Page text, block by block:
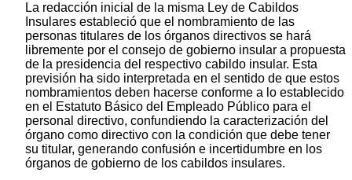
La redacción inicial de la misma Ley de Cabildos
Insulares estableció que el nombramiento de las
personas titulares de los órganos directivos se hará
libremente por el consejo de gobierno insular a propuesta
de la presidencia del respectivo cabildo insular. Esta
previsión ha sido interpretada en el sentido de que estos
nombramientos deben hacerse conforme a lo establecido
en el Estatuto Básico del Empleado Público para el
personal directivo, confundiendo la caracterización del
órgano como directivo con la condición que debe tener
su titular, generando confusión e incertidumbre en los
órganos de gobierno de los cabildos insulares.